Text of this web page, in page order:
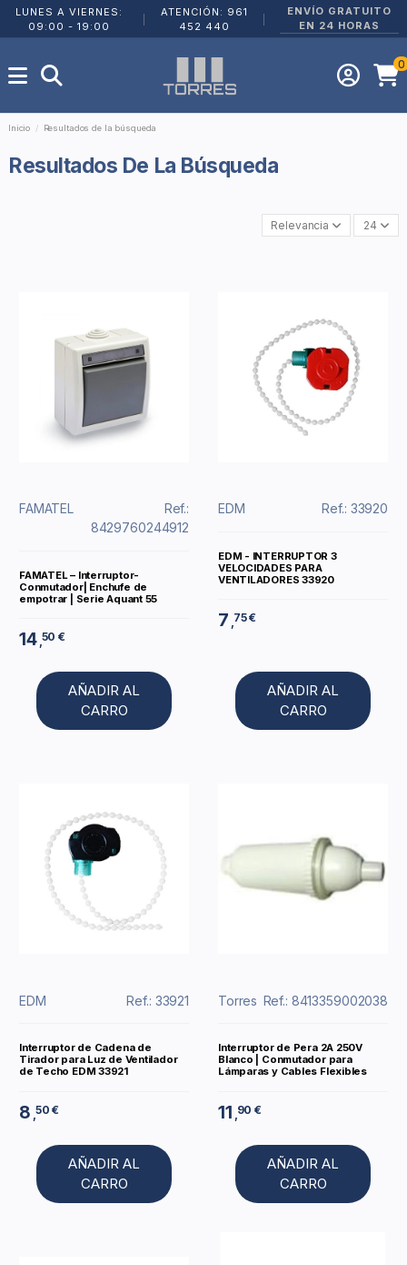
LUNES A VIERNES:
09:00 - 19:00
ATENCIÓN: 961
452 440
ENVÍO GRATUITO
EN 24 HORAS
0
Inicio Resultados de la búsqueda
Resultados De La Búsqueda
Relevancia 24
FAMATEL
Ref.:
8429760244912
FAMATEL – Interruptor-
Conmutador| Enchufe de
empotrar | Serie Aquant 55
14 ,50 €
AÑADIR AL
CARRO
EDM Ref.: 33920
EDM - INTERRUPTOR 3
VELOCIDADES PARA
VENTILADORES 33920
7 ,75 €
AÑADIR AL
CARRO
EDM Ref.: 33921
Interruptor de Cadena de
Tirador para Luz de Ventilador
de Techo EDM 33921
8 ,50 €
AÑADIR AL
CARRO
Torres Ref.: 8413359002038
Interruptor de Pera 2A 250V
Blanco | Conmutador para
Lámparas y Cables Flexibles
11 90 €
AÑADIR AL
CARRO